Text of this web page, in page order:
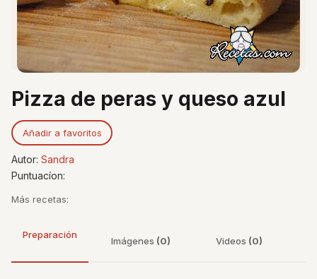
Pizza de peras y queso azul
Añadir a favoritos
Autor: Sandra
Puntuacíon:
Más recetas:
Preparación
Imágenes (0) Videos (0)